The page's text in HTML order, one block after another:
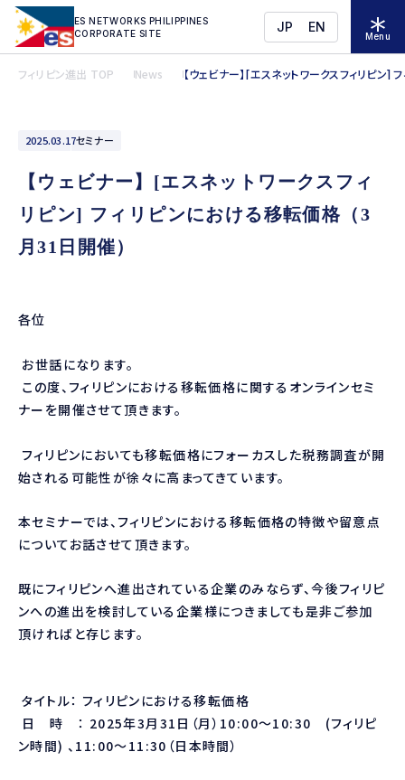
ES NETWORKS PHILIPPINES
CORPORATE SITE
JP EN
Menu
フィリピン進出 TOP News 【ウェビナー】[エスネットワークスフィリピン]
2025.03.17セミナー
【ウェビナー】[エスネットワークスフィ
リピン] フィリピンにおける移転価格（3
月31日開催）
各位
お世話になります。
この度、フィリピンにおける移転価格に関するオンラインセミ
ナーを開催させて頂きます。
フィリピンにおいても移転価格にフォーカスした税務調査が開
始される可能性が徐々に高まってきています。
本セミナーでは、フィリピンにおける移転価格の特徴や留意点
についてお話させて頂きます。
既にフィリピンへ進出されている企業のみならず、今後フィリピ
ンへの進出を検討している企業様につきましても是非ご参加
頂ければと存じます。
タイトル： フィリピンにおける移転価格
日 時 ： 2025年3月 31 日（月） 10:00～10:30 (フィリピ
ン時間)、 11:00～11:30 （日本時間）